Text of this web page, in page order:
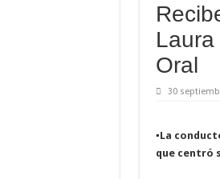
Oral
30
▪La
que centró